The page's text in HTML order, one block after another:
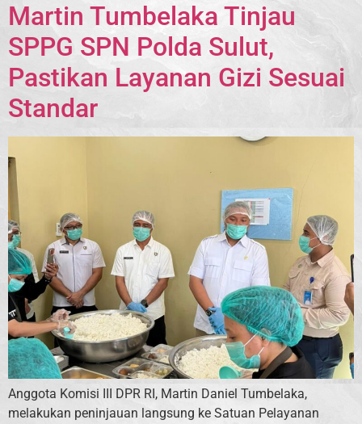
Martin Tumbelaka Tinjau
SPPG SPN Polda Sulut,
Pastikan Layanan Gizi Sesuai
Standar
Anggota Komisi III DPR RI, Martin Daniel Tumbelaka,
melakukan peninjauan langsung ke Satuan Pelayanan